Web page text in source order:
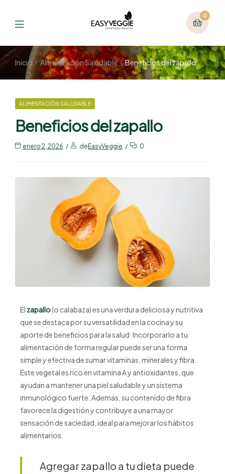
0
Inicio Alimentación Saludable Beneficios del zapallo
ALIMENTACIÓN SALUDABLE
Beneficios del zapallo
enero 2, 2026 deEasyVeggie 0
El zapallo(o calabaza) es una verdura deliciosa y nutritiva
que se destaca por su versatilidad en la cocina y su
aporte de beneficios para la salud. Incorporarlo a tu
alimentación de forma regular puede ser una forma
simple y efectiva de sumar vitaminas, minerales y fibra.
Este vegetal es rico en vitamina A y antioxidantes, que
ayudan a mantener una piel saludable y un sistema
inmunológico fuerte. Además, su contenido de fibra
favorece la digestión y contribuye a una mayor
sensación de saciedad, ideal para mejorar los hábitos
alimentarios.
Agregar zapallo a tu dieta puede